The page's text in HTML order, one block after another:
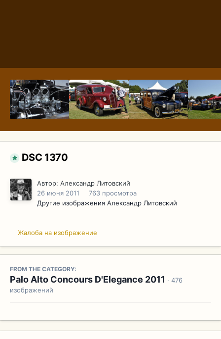
DSC 1370
Автор: Александр Литовский
26 июня 2011
763 просмотра
Другие изображения Александр Литовский
Жалоба на изображение
FROM THE CATEGORY:
Palo Alto Concours D'Elegance 2011 · 476
изображений